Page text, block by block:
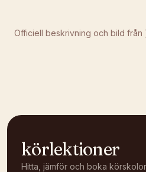
Officiell beskrivning och bild från
körlektioner
Hitta, jämför och boka